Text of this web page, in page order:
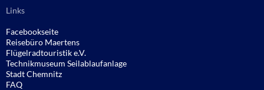
Links
Facebookseite
Reisebüro Maertens
Flügelradtouristik e.V.
Technikmuseum Seilablaufanlage
Stadt Chemnitz
FAQ